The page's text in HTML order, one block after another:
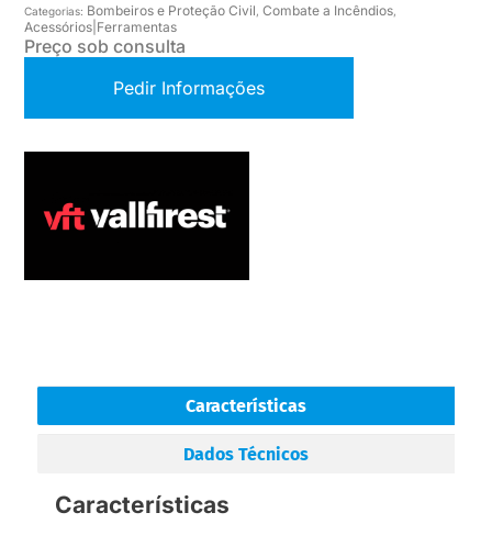
Categorias: Bombeiros e Proteção Civil,Combate a Incêndios,
Acessórios|Ferramentas
Preço sob consulta
Pedir Informações
Características
Dados Técnicos
Características